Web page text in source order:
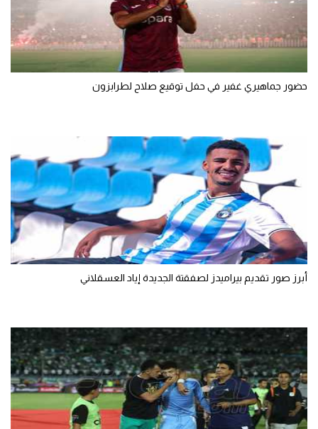
الوطن العربي
في المونديال
رياضة نسائية
ركن الألعاب
أقسام خاصة
Gamers
ميركاتو
تحقيق في الجول
تحليل في الجول
حكايات في الجول
كويز في الجول
فيديو في الجول
حضور جماهيري غفير في حفل توقيع صلاح لطرابزون
أبرز صور تقديم بيراميدز لصفقتة الجديدة إياد العسقلاني